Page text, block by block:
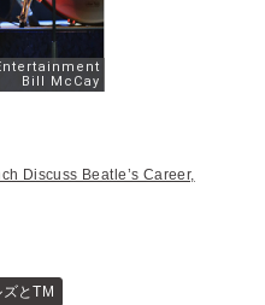
Discuss Beatle’s Career,
とTM